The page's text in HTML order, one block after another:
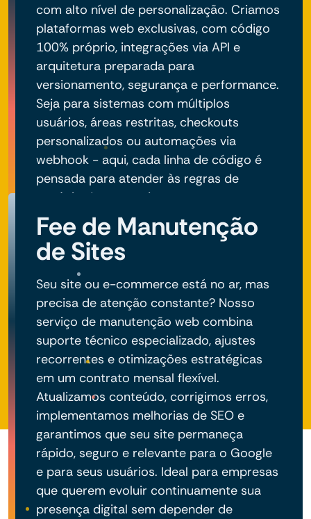
com alto nível de personalização. Criamos
plataformas web exclusivas, com código
100% próprio, integrações via API e
arquitetura preparada para
versionamento, segurança e performance.
Seja para sistemas com múltiplos
usuários, áreas restritas, checkouts
personalizados ou automações via
webhook - aqui, cada linha de código é
pensada para atender às regras de
negócio do seu projeto.
Fee de Manutenção
de Sites
Seu site ou e-commerce está no ar, mas
precisa de atenção constante? Nosso
serviço de manutenção web combina
suporte técnico especializado, ajustes
recorrentes e otimizações estratégicas
em um contrato mensal flexível.
Atualizamos conteúdo, corrigimos erros,
implementamos melhorias de SEO e
garantimos que seu site permaneça
rápido, seguro e relevante para o Google
e para seus usuários. Ideal para empresas
que querem evoluir continuamente sua
presença digital sem depender de